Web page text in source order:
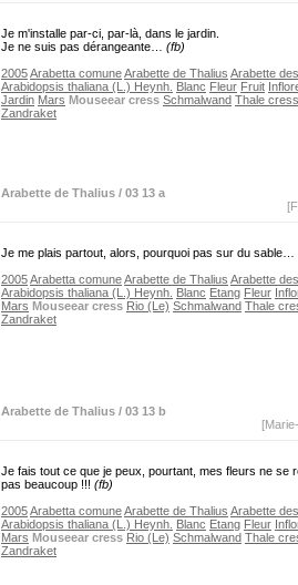
Je m'installe par-ci, par-là, dans le jardin.
Je ne suis pas dérangeante… (fb)
2005Arabetta comuneArabette de Thalius Arabette
Arabidopsis thaliana (L.) Heynh. Blanc Fleur Fruit
Jardin Mars Mouseear cress Schmalwand Thale cress
Zandraket
Arabette de Thalius / 03 13 a
Je me plais partout, alors, pourquoi pas sur du sable…
2005Arabetta comuneArabette de Thalius Arabette
Arabidopsis thaliana (L.) Heynh. Blanc Etang Fleur
Mars Mouseear cress Rio (Le) Schmalwand Thale
Zandraket
Arabette de Thalius / 03 13 b
Je fais tout ce que je peux, pourtant, mes fleurs ne se
pas beaucoup !!! (fb)
2005Arabetta comuneArabette de Thalius Arabette
Arabidopsis thaliana (L.) Heynh. Blanc Etang Fleur
Mars Mouseear cress Rio (Le) Schmalwand Thale
Zandraket